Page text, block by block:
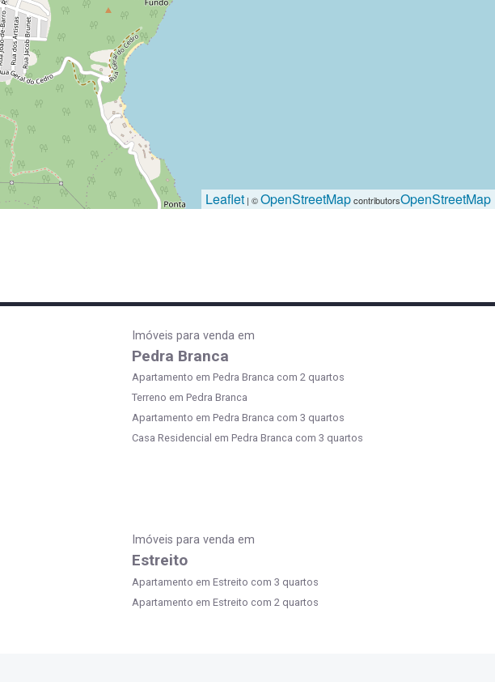
Leaflet | ©OpenStreetMapcontributorsOpenStreetMap
Imóveis para venda em
Pedra Branca
Apartamento em Pedra Branca com 2 quartos
Terreno em Pedra Branca
Apartamento em Pedra Branca com 3 quartos
Casa Residencial em Pedra Branca com 3 quartos
Imóveis para venda em
Estreito
Apartamento em Estreito com 3 quartos
Apartamento em Estreito com 2 quartos